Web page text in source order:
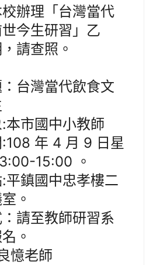
辦理「台灣當代
今生研習」乙
請查照。
台灣當代飲食文
本市國中小教師
年 4 月 9 日星
15:00 。
平鎮國中忠孝樓二
。
請至教師研習系
。
憶老師